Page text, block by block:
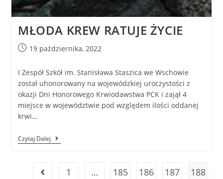
MŁODA KREW RATUJE ŻYCIE
19 października, 2022
I Zespół Szkół im. Stanisława Staszica we Wschowie
został uhonorowany na wojewódzkiej uroczystości z
okazji Dni Honorowego Krwiodawstwa PCK i zajął 4
miejsce w województwie pod względem ilości oddanej
krwi…
Czytaj Dalej
1 … 185 186 187
188